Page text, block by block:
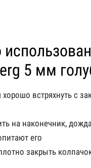
5 мм
встряхнуть с
на наконечник,
его
закрыть